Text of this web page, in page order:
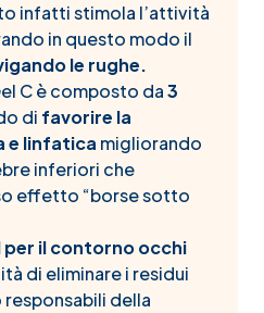
infatti stimola l’attività
in questo modo il
le rughe.
C è composto da3
di favorire la
e linfatica migliorando
inferiori che
effetto “borse sotto
il contorno occhi
di eliminare i residui
della